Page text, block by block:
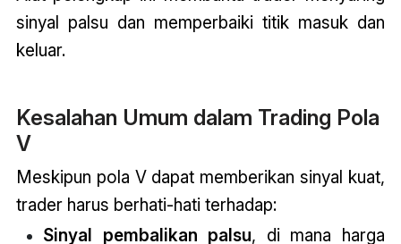
sinyal palsu dan memperbaiki titik masuk dan
keluar.
Kesalahan Umum dalam Trading Pola
V
Meskipun pola V dapat memberikan sinyal kuat,
trader harus berhati-hati terhadap:
Sinyal pembalikan palsu, di mana harga